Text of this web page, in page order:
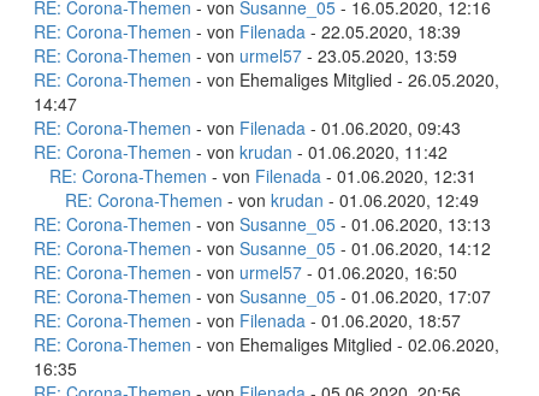
RE: Corona-Themen - von Susanne_05 - 16.05.2020, 12:16
RE: Corona-Themen - von Filenada - 22.05.2020, 18:39
RE: Corona-Themen - von urmel57 - 23.05.2020, 13:59
RE: Corona-Themen - von Ehemaliges Mitglied - 26.05.2020,
14:47
RE: Corona-Themen - von Filenada - 01.06.2020, 09:43
RE: Corona-Themen - von krudan - 01.06.2020, 11:42
RE: Corona-Themen - von Filenada - 01.06.2020, 12:31
RE: Corona-Themen - von krudan - 01.06.2020, 12:49
RE: Corona-Themen - von Susanne_05 - 01.06.2020, 13:13
RE: Corona-Themen - von Susanne_05 - 01.06.2020, 14:12
RE: Corona-Themen - von urmel57 - 01.06.2020, 16:50
RE: Corona-Themen - von Susanne_05 - 01.06.2020, 17:07
RE: Corona-Themen - von Filenada - 01.06.2020, 18:57
RE: Corona-Themen - von Ehemaliges Mitglied - 02.06.2020,
16:35